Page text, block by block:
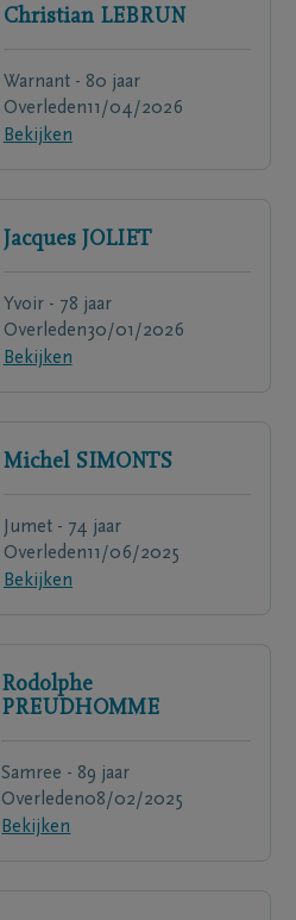
Christian LEBRUN
Warnant - 80 jaar
Overleden11/04/2026
Bekijken
Jacques JOLIET
Yvoir - 78 jaar
Overleden30/01/2026
Bekijken
Michel SIMONTS
Jumet - 74 jaar
Overleden11/06/2025
Bekijken
Rodolphe
PREUDHOMME
Samree - 89 jaar
Overleden08/02/2025
Bekijken